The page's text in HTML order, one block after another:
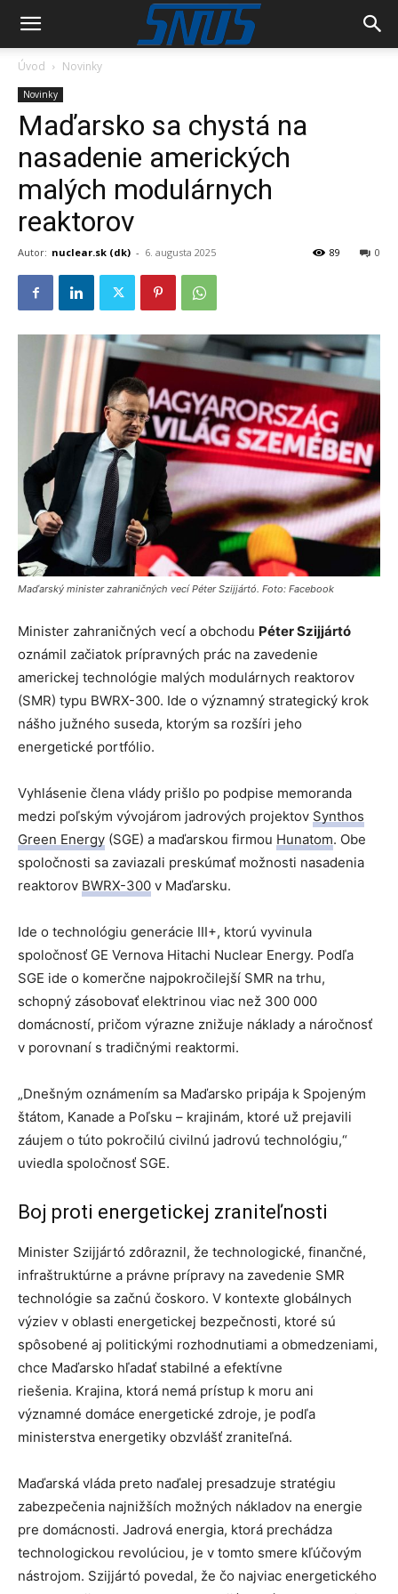
Úvod Novinky
Novinky
Maďarsko sa chystá na
nasadenie amerických
malých modulárnych
reaktorov
Autor: nuclear.sk (dk) - 6. augusta 2025 0
89
Maďarský minister zahraničných vecí Péter Szijjártó. Foto: Facebook
Minister zahraničných vecí a obchodu Péter Szijjártó
oznámil začiatok prípravných prác na zavedenie
americkej technológie malých modulárnych reaktorov
(SMR) typu BWRX-300. Ide o významný strategický krok
nášho južného suseda, ktorým sa rozšíri jeho
energetické portfólio.
Vyhlásenie člena vlády prišlo po podpise memoranda
medzi poľským vývojárom jadrových projektov Synthos
Green Energy (SGE) a maďarskou firmou Hunatom. Obe
spoločnosti sa zaviazali preskúmať možnosti nasadenia
reaktorov BWRX-300 v Maďarsku.
Ide o technológiu generácie III+, ktorú vyvinula
spoločnosť GE Vernova Hitachi Nuclear Energy. Podľa
SGE ide o komerčne najpokročilejší SMR na trhu,
schopný zásobovať elektrinou viac než 300 000
domácností, pričom výrazne znižuje náklady a náročnosť
v porovnaní s tradičnými reaktormi.
„Dnešným oznámením sa Maďarsko pripája k Spojeným
štátom, Kanade a Poľsku – krajinám, ktoré už prejavili
záujem o túto pokročilú civilnú jadrovú technológiu,“
uviedla spoločnosť SGE.
Boj proti energetickej zraniteľnosti
Minister Szijjártó zdôraznil, že technologické, finančné,
infraštruktúrne a právne prípravy na zavedenie SMR
technológie sa začnú čoskoro. V kontexte globálnych
výziev v oblasti energetickej bezpečnosti, ktoré sú
spôsobené aj politickými rozhodnutiami a obmedzeniami,
chce Maďarsko hľadať stabilné a efektívne
riešenia. Krajina, ktorá nemá prístup k moru ani
významné domáce energetické zdroje, je podľa
ministerstva energetiky obzvlášť zraniteľná.
Maďarská vláda preto naďalej presadzuje stratégiu
zabezpečenia najnižších možných nákladov na energie
pre domácnosti. Jadrová energia, ktorá prechádza
technologickou revolúciou, je v tomto smere kľúčovým
nástrojom. Szijjártó povedal, že čo najviac energetického